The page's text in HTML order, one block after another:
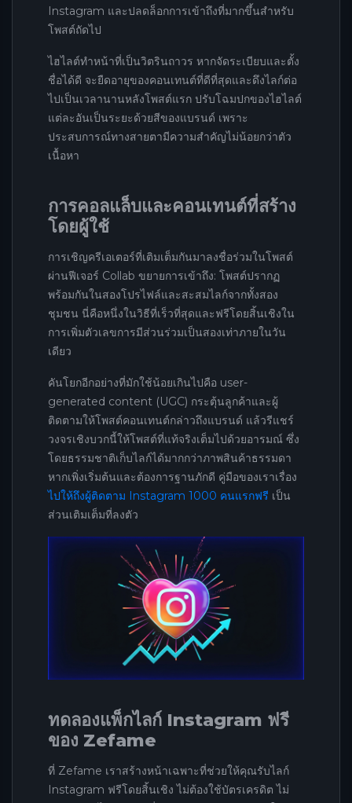
Instagram และปลดล็อกการเข้าถึงที่มากขึ้นสำหรับ
โพสต์ถัดไป
ไฮไลต์ทำหน้าที่เป็นวิตรินถาวร หากจัดระเบียบและตั้ง
ชื่อได้ดี จะยืดอายุของคอนเทนต์ที่ดีที่สุดและดึงไลก์ต่อ
ไปเป็นเวลานานหลังโพสต์แรก ปรับโฉมปกของไฮไลต์
แต่ละอันเป็นระยะด้วยสีของแบรนด์ เพราะ
ประสบการณ์ทางสายตามีความสำคัญไม่น้อยกว่าตัว
เนื้อหา
การคอลแล็บและคอนเทนต์ที่สร้าง
โดยผู้ใช้
การเชิญครีเอเตอร์ที่เติมเต็มกันมาลงชื่อร่วมในโพสต์
ผ่านฟีเจอร์ Collab ขยายการเข้าถึง: โพสต์ปรากฏ
พร้อมกันในสองโปรไฟล์และสะสมไลก์จากทั้งสอง
ชุมชน นี่คือหนึ่งในวิธีที่เร็วที่สุดและฟรีโดยสิ้นเชิงใน
การเพิ่มตัวเลขการมีส่วนร่วมเป็นสองเท่าภายในวัน
เดียว
คันโยกอีกอย่างที่มักใช้น้อยเกินไปคือ user-
generated content (UGC) กระตุ้นลูกค้าและผู้
ติดตามให้โพสต์คอนเทนต์กล่าวถึงแบรนด์ แล้วรีแชร์
วงจรเชิงบวกนี้ให้โพสต์ที่แท้จริงเต็มไปด้วยอารมณ์ ซึ่ง
โดยธรรมชาติเก็บไลก์ได้มากกว่าภาพสินค้าธรรมดา
หากเพิ่งเริ่มต้นและต้องการฐานภักดี คู่มือของเราเรื่อง
ไปให้ถึงผู้ติดตาม Instagram 1000 คนแรกฟรี เป็น
ส่วนเติมเต็มที่ลงตัว
ทดลองแพ็กไลก์ Instagram ฟรี
ของ Zefame
ที่ Zefame เราสร้างหน้าเฉพาะที่ช่วยให้คุณรับไลก์
Instagram ฟรีโดยสิ้นเชิง ไม่ต้องใช้บัตรเครดิต ไม่